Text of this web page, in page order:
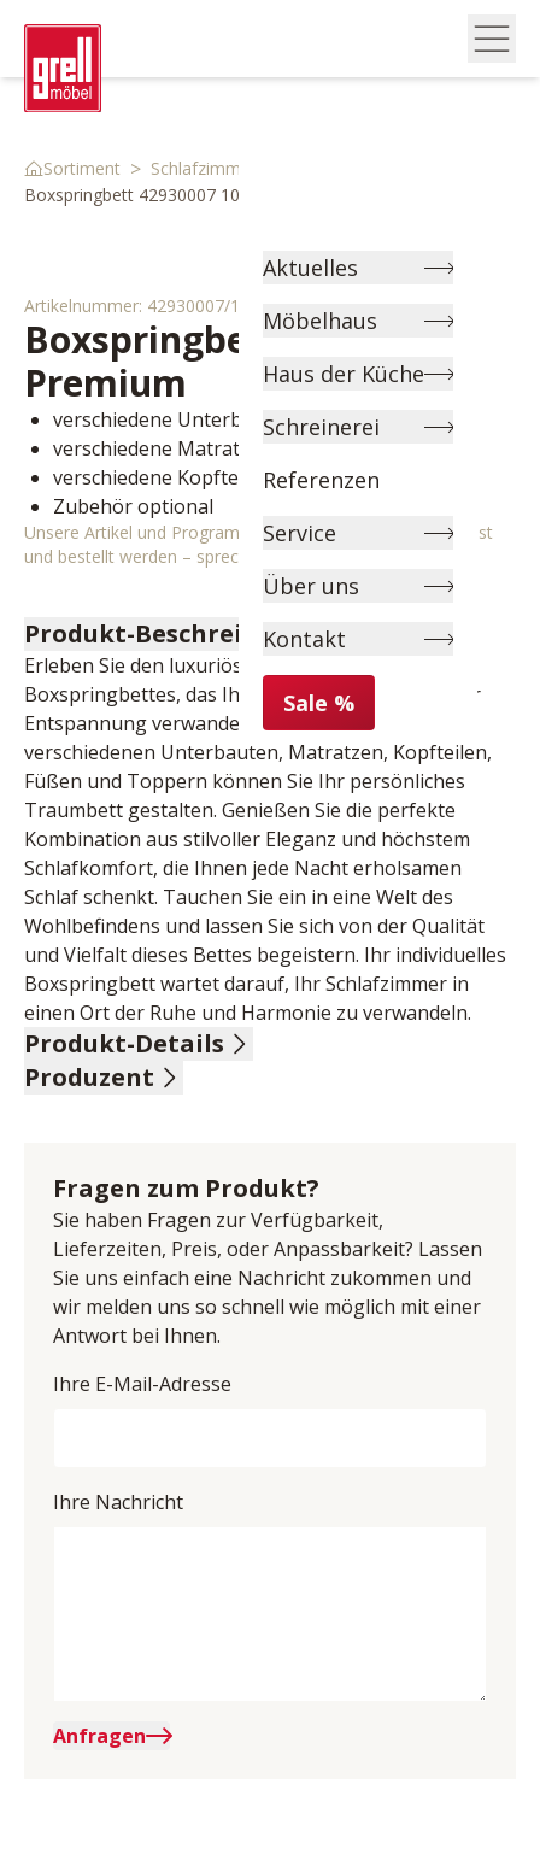
Aktuelles
Möbelhaus
Haus der Küche
Schreinerei
Referenzen
Service
Über uns
Kontakt
Sale %
Sortiment > Schlafzimmer
Boxspringbett 42930007 10
Artikelnummer: 42930007/10
Boxspringbett Belcanto
Premium
verschiedene Unterbauten wählbar
verschiedene Matratzen wählbar
verschiedene Kopfteile wählbar
Zubehör optional
Unsere Artikel und Programme können individuell angepasst
und bestellt werden – sprechen Sie uns gerne an!
Produkt-Beschreibung
Erleben Sie den luxuriösen Komfort unseres
Boxspringbettes, das Ihren Schlaf in eine Oase der
Entspannung verwandelt. Mit einer Auswahl an
verschiedenen Unterbauten, Matratzen, Kopfteilen,
Füßen und Toppern können Sie Ihr persönliches
Traumbett gestalten. Genießen Sie die perfekte
Kombination aus stilvoller Eleganz und höchstem
Schlafkomfort, die Ihnen jede Nacht erholsamen
Schlaf schenkt. Tauchen Sie ein in eine Welt des
Wohlbefindens und lassen Sie sich von der Qualität
und Vielfalt dieses Bettes begeistern. Ihr individuelles
Boxspringbett wartet darauf, Ihr Schlafzimmer in
einen Ort der Ruhe und Harmonie zu verwandeln.
Produkt-Details
Kopfteil Microfaser in Lederoptik, Nutzschicht 100 %
anthrazit, Kopfteil Rücken unecht, Alufüße gebürstet,
Matratzen H2/H3 Tonnentaschenfederkern,
Unterbau glatt Taschenfederkern, Topper inklusive,
Liegefläche ca. 180x200 cm, BHT ca. 194/129/217 cm
Produzent
E-Mail-Adresse: info@oschmann-betten.de
UID (Umsatzsteuer-Identifikationsnummer): DE
815873861
Fragen zum Produkt?
Sie haben Fragen zur Verfügbarkeit,
Lieferzeiten, Preis, oder Anpassbarkeit? Lassen
Sie uns einfach eine Nachricht zukommen und
wir melden uns so schnell wie möglich mit einer
Antwort bei Ihnen.
Ihre E-Mail-Adresse
Ihre Nachricht
Anfragen